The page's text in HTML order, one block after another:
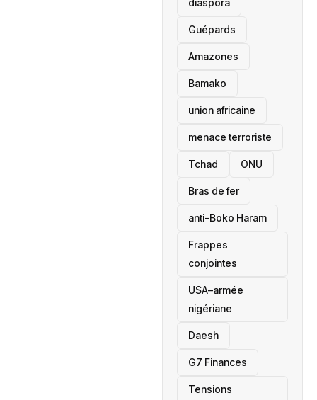
Guépards
Amazones
Bamako
union africaine
menace terroriste
‎Tchad ONU
Bras de fer
anti-Boko Haram
Frappes
conjointes
USA–armée
nigériane
Daesh
‎G7 Finances
Tensions